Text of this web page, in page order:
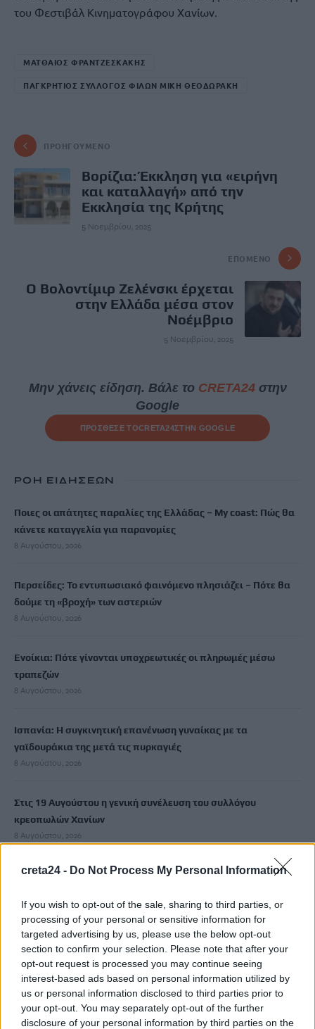
creta24 - Do Not Process My Personal Information
If you wish to opt-out of the sale, sharing to third parties, or
processing of your personal or sensitive information for
targeted advertising by us, please use the below opt-out
section to confirm your selection. Please note that after your
opt-out request is processed you may continue seeing
interest-based ads based on personal information utilized by
us or personal information disclosed to third parties prior to
your opt-out. You may separately opt-out of the further
disclosure of your personal information by third parties on the
του Φεστιβάλ Κινηματογράφου Χανίων.
ΜΑΤΘΑΙΟΣ ΦΡΑΝΤΖΕΣΚΑΚΗΣ
ΠΑΓΚΡΗΤΙΟΣ ΣΥΛΛΟΓΟΣ ΦΙΛΩΝ ΜΙΚΗ ΘΕΟΔΩΡΑΚΗ
ΠΡΟΗΓΟΎΜΕΝΟ
Βορίζια: Έκκληση για «ειρήνη
και καταλλαγή» από την
Εκκλησία της Κρήτης
5 Νοεμβρίου, 2025
ΕΠΌΜΕΝΟ
Ο Βολοντίμιρ Ζελένσκι έρχεται
στην Ελλάδα μέσα στον
Νοέμβριο
5 Νοεμβρίου, 2025
Μην χάνεις είδηση. Βάλε το CRETA24στην
Google
ΠΡΟΣΘΕΣΕ ΤΟCRETA24ΣΤΗΝ GOOGLE
ΡΟΗ ΕΙΔΗΣΕΩΝ
Ποιες οι απάτητες παραλίες της Ελλάδας – My coast: Πώς θα
κάνετε καταγγελία για παρανομίες
8 Αυγούστου, 2026
Περσείδες: Το εντυπωσιακό φαινόμενο πλησιάζει – Πότε θα
δούμε τη «βροχή» των αστεριών
8 Αυγούστου, 2026
Ενοίκια: Πότε γίνονται υποχρεωτικές οι πληρωμές μέσω
τραπεζών
8 Αυγούστου, 2026
Ισπανία: Η συγκινητική επανένωση γυναίκας με τα
γαϊδουράκια της μετά τις πυρκαγιές
8 Αυγούστου, 2026
Στις 19 Αυγούστου η γενική συνέλευση του συλλόγου
κρεοπωλών Χανίων
8 Αυγούστου, 2026
Νέος κύκλος μαθημάτων Κινεζικής Γλώσσας στο
8 Αυγούστου, 2026
Άνοια: Ποια είναι τα επαγγέλματα που προστατεύουν τον
εγκέφαλο
8 Αυγούστου, 2026
Επίδομα €391 από τον ΟΠΕΚΑ, χωρίς εισοδηματικά κριτήρια: